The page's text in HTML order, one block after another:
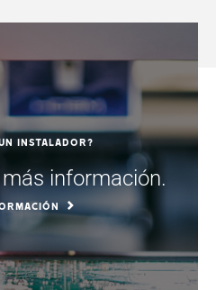
un instalador?
información.